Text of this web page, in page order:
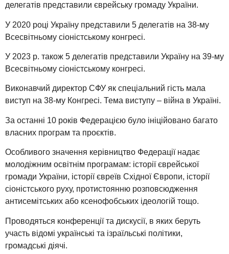
делегатів представили єврейську громаду України.
У 2020 році Україну представили 5 делегатів на 38-му
Всесвітньому сіоністському конгресі.
У 2023 р. також 5 делегатів представили Україну на 39-му
Всесвітньому сіоністському конгресі.
Виконавчий директор СФУ як спеціальний гість мала
виступ на 38-му Конгресі. Тема виступу – війна в Україні.
За останні 10 років Федерацією було ініційовано багато
власних програм та проєктів.
Особливого значення керівництво Федерації надає
молодіжним освітнім програмам: історії єврейської
громади України, історії євреїв Східної Європи, історії
сіоністського руху, протистоянню розповсюдження
антисемітських або ксенофобських ідеологій тощо.
Проводяться конференції та дискусії, в яких беруть
участь відомі українські та ізраїльські політики,
громадські діячі.